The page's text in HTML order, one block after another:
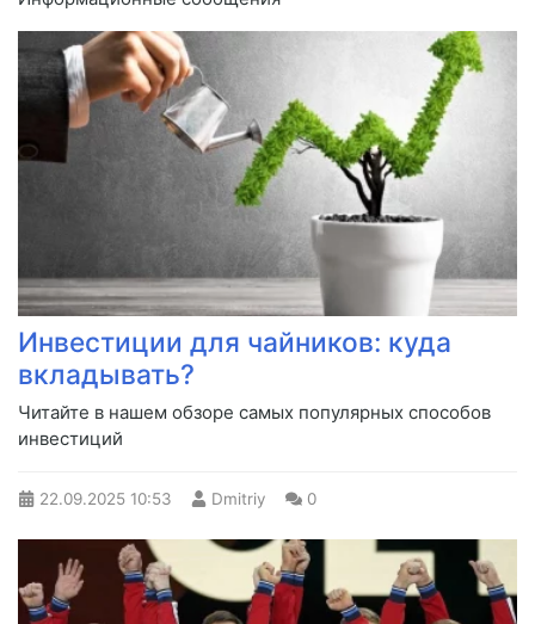
Инвестиции для чайников: куда
вкладывать?
Читайте в нашем обзоре самых популярных способов
инвестиций
22.09.2025 10:53 Dmitriy 0